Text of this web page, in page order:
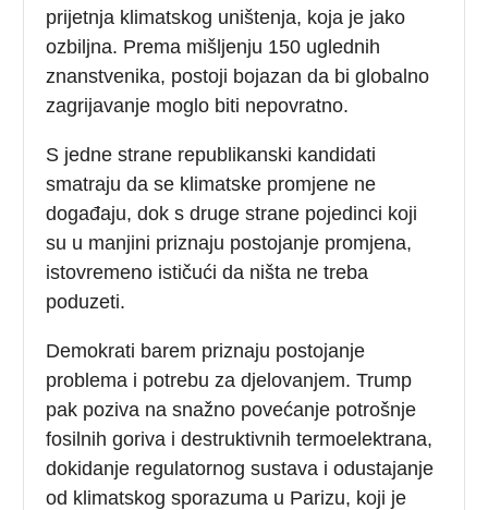
prijetnja klimatskog uništenja, koja je jako
ozbiljna. Prema mišljenju 150 uglednih
znanstvenika, postoji bojazan da bi globalno
zagrijavanje moglo biti nepovratno.
S jedne strane republikanski kandidati
smatraju da se klimatske promjene ne
događaju, dok s druge strane pojedinci koji
su u manjini priznaju postojanje promjena,
istovremeno ističući da ništa ne treba
poduzeti.
Demokrati barem priznaju postojanje
problema i potrebu za djelovanjem. Trump
pak poziva na snažno povećanje potrošnje
fosilnih goriva i destruktivnih termoelektrana,
dokidanje regulatornog sustava i odustajanje
od klimatskog sporazuma u Parizu, koji je